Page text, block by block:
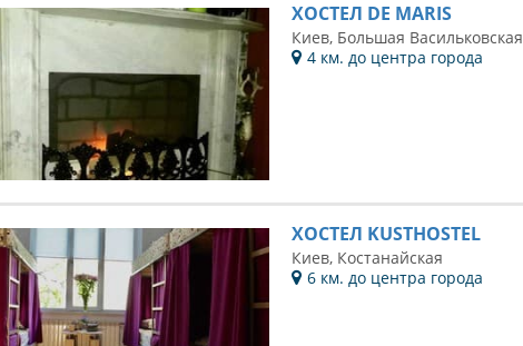
ХОСТЕЛ DE MARIS
Киев, Большая Васильковская
4 км. до центра города
ХОСТЕЛ KUSTHOSTEL
Киев, Костанайская
6 км. до центра города